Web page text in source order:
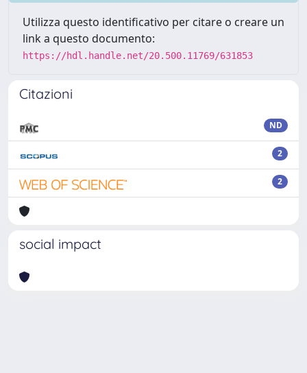
Utilizza questo identificativo per citare o creare un
link a questo documento:
https://hdl.handle.net/20.500.11769/631853
Citazioni
ND
2
2
social impact